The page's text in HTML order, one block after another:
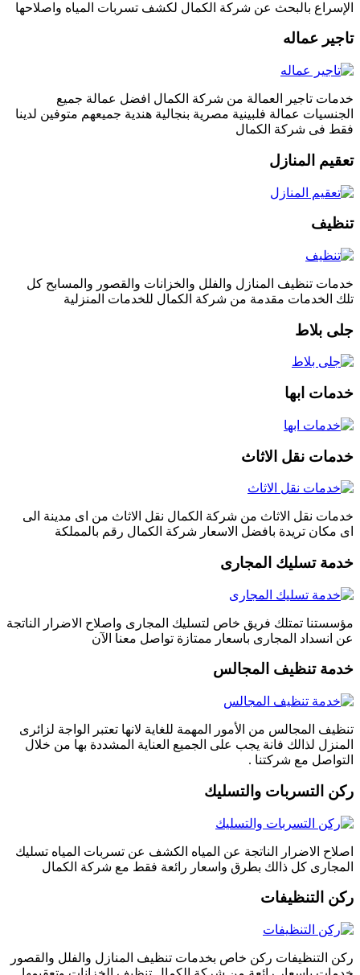
الإسراع بالبحث عن شركة الكمال لكشف تسربات المياه واصلاحها
تاجير عماله
خدمات تاجير العمالة من شركة الكمال افضل عمالة جميع
الجنسيات عمالة فلبينية مصرية بنجالية هندية جميعهم متوفين لدينا
فقط فى شركة الكمال
تعقيم المنازل
تنظيف
خدمات تنظيف المنازل والفلل والخزانات والقصور والمسابح كل
تلك الخدمات مقدمة من شركة الكمال للخدمات المنزلية
جلى بلاط
خدمات ابها
خدمات نقل الاثاث
خدمات نقل الاثاث من شركة الكمال نقل الاثاث من اى مدينة الى
اى مكان تريدة بافضل الاسعار شركة الكمال رقم بالمملكة
خدمة تسليك المجارى
مؤسستنا تمتلك فريق خاص لتسليك المجارى واصلاح الاضرار الناتجة
عن انسداد المجارى باسعار ممتازة تواصل معنا الآن
خدمة تنظيف المجالس
تنظيف المجالس من الأمور المهمة للغاية لانها تعتبر الواجة لزائرى
المنزل لذالك فانة يجب على الجميع العناية المشددة بها من خلال
التواصل مع شركتنا .
ركن التسربات والتسليك
اصلاح الاضرار الناتجة عن المياه الكشف عن تسربات المياه تسليك
المجارى كل ذالك بطرق واسعار رائعة فقط مع شركة الكمال
ركن التنظيفات
ركن التنظيفات ركن خاص بخدمات تنظيف المنازل والفلل والقصور